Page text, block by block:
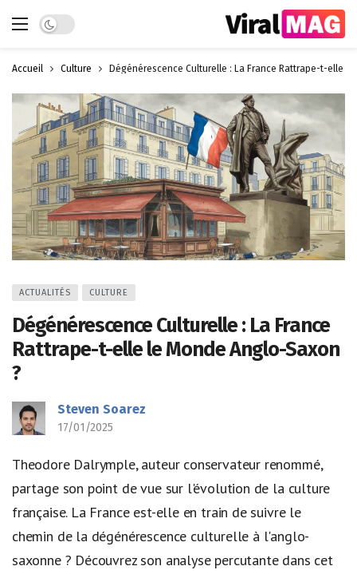
Dark mode
Accueil Culture Dégénérescence Culturelle : La France Rattrape-t-elle le
ACTUALITÉS CULTURE
Dégénérescence Culturelle : La France
Rattrape-t-elle le Monde Anglo-Saxon
?
Steven Soarez
17/01/2025
Theodore Dalrymple, auteur conservateur renommé,
partage son point de vue sur l'évolution de la culture
française. La France est-elle en train de suivre le
chemin de la dégénérescence culturelle à l'anglo-
saxonne ? Découvrez son analyse percutante dans cet